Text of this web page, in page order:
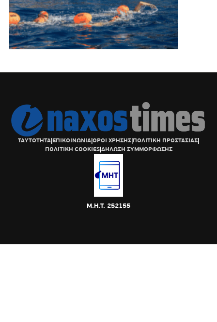
ΤΑΥΤΟΤΗΤΑ|ΕΠΙΚΟΙΝΩΝΙΑ|ΟΡΟΙ ΧΡΗΣΗΣ|ΠΟΛΙΤΙΚΗ ΠΡΟΣΤΑΣΙΑΣ|
ΠΟΛΙΤΙΚΗ COOKIES|ΔΗΛΩΣΗ ΣΥΜΜΟΡΦΩΣΗΣ
Μ.Η.Τ. 252155